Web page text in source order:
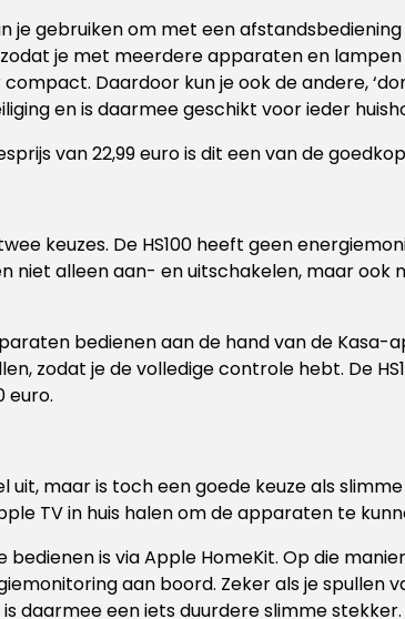
je gebruiken om met een
je met meerdere apparaten en
Daardoor kun je ook de andere,
en is daarmee geschikt voor ieder
van 22,99 euro is dit een van de
keuzes. De HS100 heeft geen
niet alleen aan- en uitschakelen, maar
bedienen aan de hand van de Kasa-
zodat je de volledige controle hebt. De
euro.
uit, maar is toch een goede keuze als
TV in huis halen om de apparaten te
is via Apple HomeKit. Op die
aan boord. Zeker als je spullen
daarmee een iets duurdere slimme stekker.